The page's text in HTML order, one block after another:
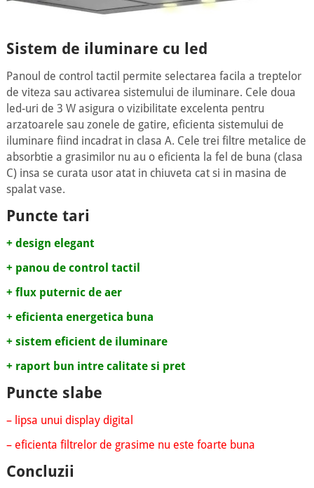
Sistem de iluminare cu led
Panoul de control tactil permite selectarea facila a treptelor
de viteza sau activarea sistemului de iluminare. Cele doua
led-uri de 3 W asigura o vizibilitate excelenta pentru
arzatoarele sau zonele de gatire, eficienta sistemului de
iluminare fiind incadrat in clasa A. Cele trei filtre metalice de
absorbtie a grasimilor nu au o eficienta la fel de buna (clasa
C) insa se curata usor atat in chiuveta cat si in masina de
spalat vase.
Puncte tari
+ design elegant
+ panou de control tactil
+ flux puternic de aer
+ eficienta energetica buna
+ sistem eficient de iluminare
+ raport bun intre calitate si pret
Puncte slabe
– lipsa unui display digital
– eficienta filtrelor de grasime nu este foarte buna
Concluzii